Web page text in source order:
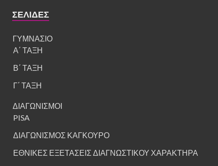
ΣΕΛΊΔΕΣ
ΓΥΜΝΑΣΙΟ
Α΄ ΤΑΞΗ
Β΄ ΤΑΞΗ
Γ΄ ΤΑΞΗ
ΔΙΑΓΩΝΙΣΜΟΙ
PISA
ΔΙΑΓΩΝΙΣΜΟΣ ΚΑΓΚΟΥΡΟ
ΕΘΝΙΚΕΣ ΕΞΕΤΑΣΕΙΣ ΔΙΑΓΝΩΣΤΙΚΟΥ ΧΑΡΑΚΤΗΡΑ